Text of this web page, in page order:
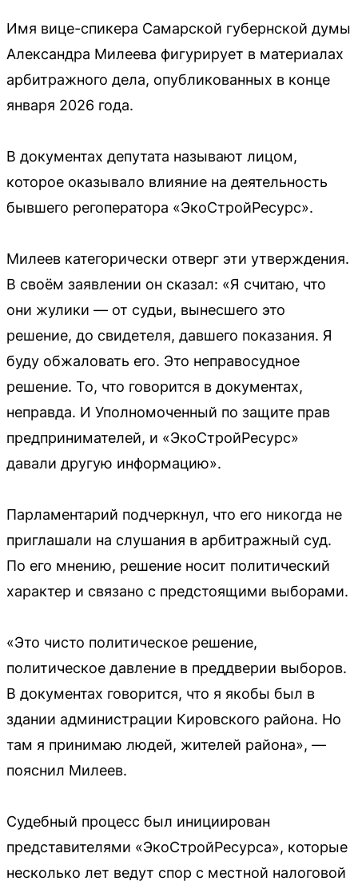
Имя вице-спикера Самарской губернской думы
Александра Милеева фигурирует в материалах
арбитражного дела, опубликованных в конце
января 2026 года.
В документах депутата называют лицом,
которое оказывало влияние на деятельность
бывшего регоператора «ЭкоСтройРесурс».
Милеев категорически отверг эти утверждения.
В своём заявлении он сказал: «Я считаю, что
они жулики — от судьи, вынесшего это
решение, до свидетеля, давшего показания. Я
буду обжаловать его. Это неправосудное
решение. То, что говорится в документах,
неправда. И Уполномоченный по защите прав
предпринимателей, и «ЭкоСтройРесурс»
давали другую информацию».
Парламентарий подчеркнул, что его никогда не
приглашали на слушания в арбитражный суд.
По его мнению, решение носит политический
характер и связано с предстоящими выборами.
«Это чисто политическое решение,
политическое давление в преддверии выборов.
В документах говорится, что я якобы был в
здании администрации Кировского района. Но
там я принимаю людей, жителей района», —
пояснил Милеев.
Судебный процесс был инициирован
представителями «ЭкоСтройРесурса», которые
несколько лет ведут спор с местной налоговой